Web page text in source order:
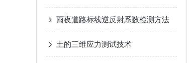
雨夜道路标线逆反射系数检测方法
土的三维应力测试技术